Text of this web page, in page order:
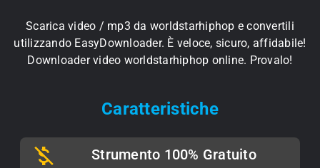
Scarica video / mp3 da worldstarhiphop e convertili
utilizzando EasyDownloader. È veloce, sicuro, affidabile!
Downloader video worldstarhiphop online. Provalo!
Caratteristiche
Strumento 100% Gratuito